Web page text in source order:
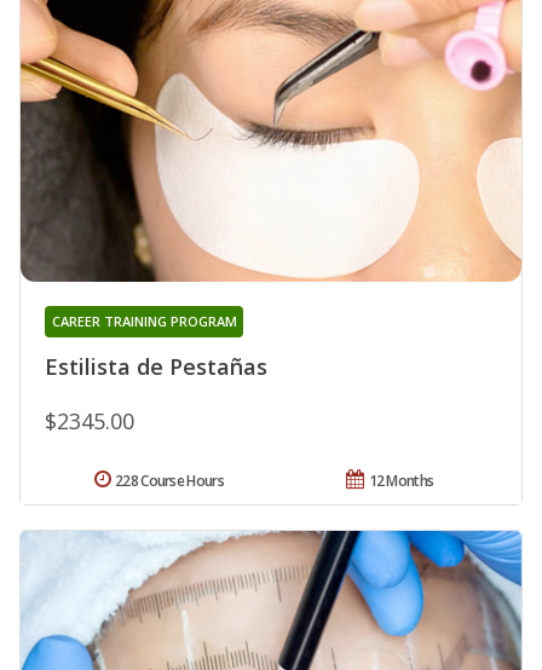
Estilista de Pestañas
CAREER TRAINING PROGRAM
$2345.00
12 Months
228 Course Hours